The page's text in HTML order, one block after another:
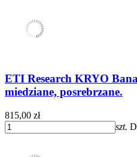
ETI Research KRYO
miedziane, posrebrzane.
815,00 zł
szt.